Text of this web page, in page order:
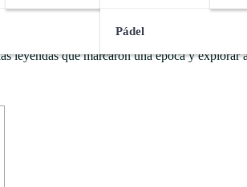
Pádel
y uno de los fenómenos sociales y
sobre este apasionante deporte y
leyendas que marcaron una época y